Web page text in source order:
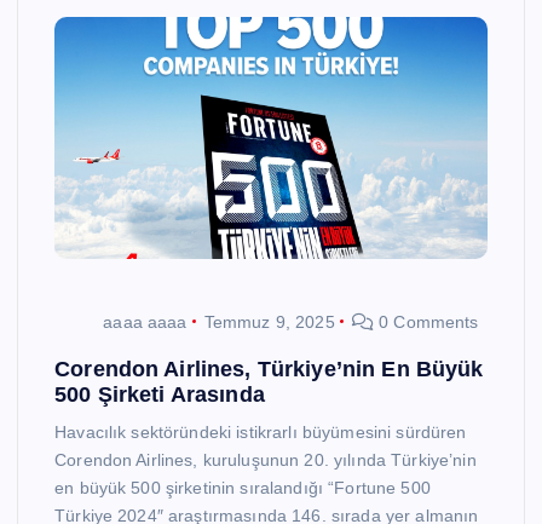
aaaa aaaa Temmuz 9, 2025 0 Comments
Corendon Airlines, Türkiye’nin En Büyük
500 Şirketi Arasında
Havacılık sektöründeki istikrarlı büyümesini sürdüren
Corendon Airlines, kuruluşunun 20. yılında Türkiye’nin
en büyük 500 şirketinin sıralandığı “Fortune 500
Türkiye 2024″ araştırmasında 146. sırada yer almanın